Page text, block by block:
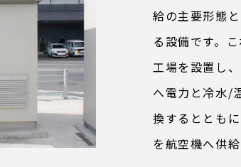
給の主要形態
る設備です。
工場を設置し
へ電力と冷水/
換するととも
を航空機へ供給